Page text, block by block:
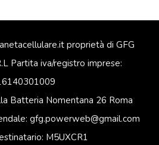
proprietà di GFG
Partita iva/registro imprese:
Batteria Nomentana 26 Roma
gfg.powerweb@gmail.com
M5UXCR1